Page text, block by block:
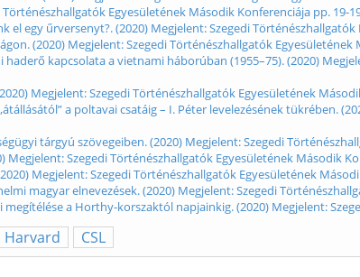
Egyesületének Második Konferenciája pp. 19-
egy űrversenyt?. (2020) Megjelent: Szegedi
(2020) Megjelent: Szegedi Történészhallgatók Egyesületének
haderő kapcsolata a vietnami háborúban (1955–75). (2020)
Megjelent: Szegedi Történészhallgatók Egyesületének
a poltavai csatáig – I. Péter levelezésének tükrében.
tárgyú szövegeiben. (2020) Megjelent: Szegedi
Szegedi Történészhallgatók Egyesületének Második
Megjelent: Szegedi Történészhallgatók Egyesületének
magyar elnevezések. (2020) Megjelent: Szegedi
a Horthy-korszaktól napjainkig. (2020) Megjelent:
Harvard CSL